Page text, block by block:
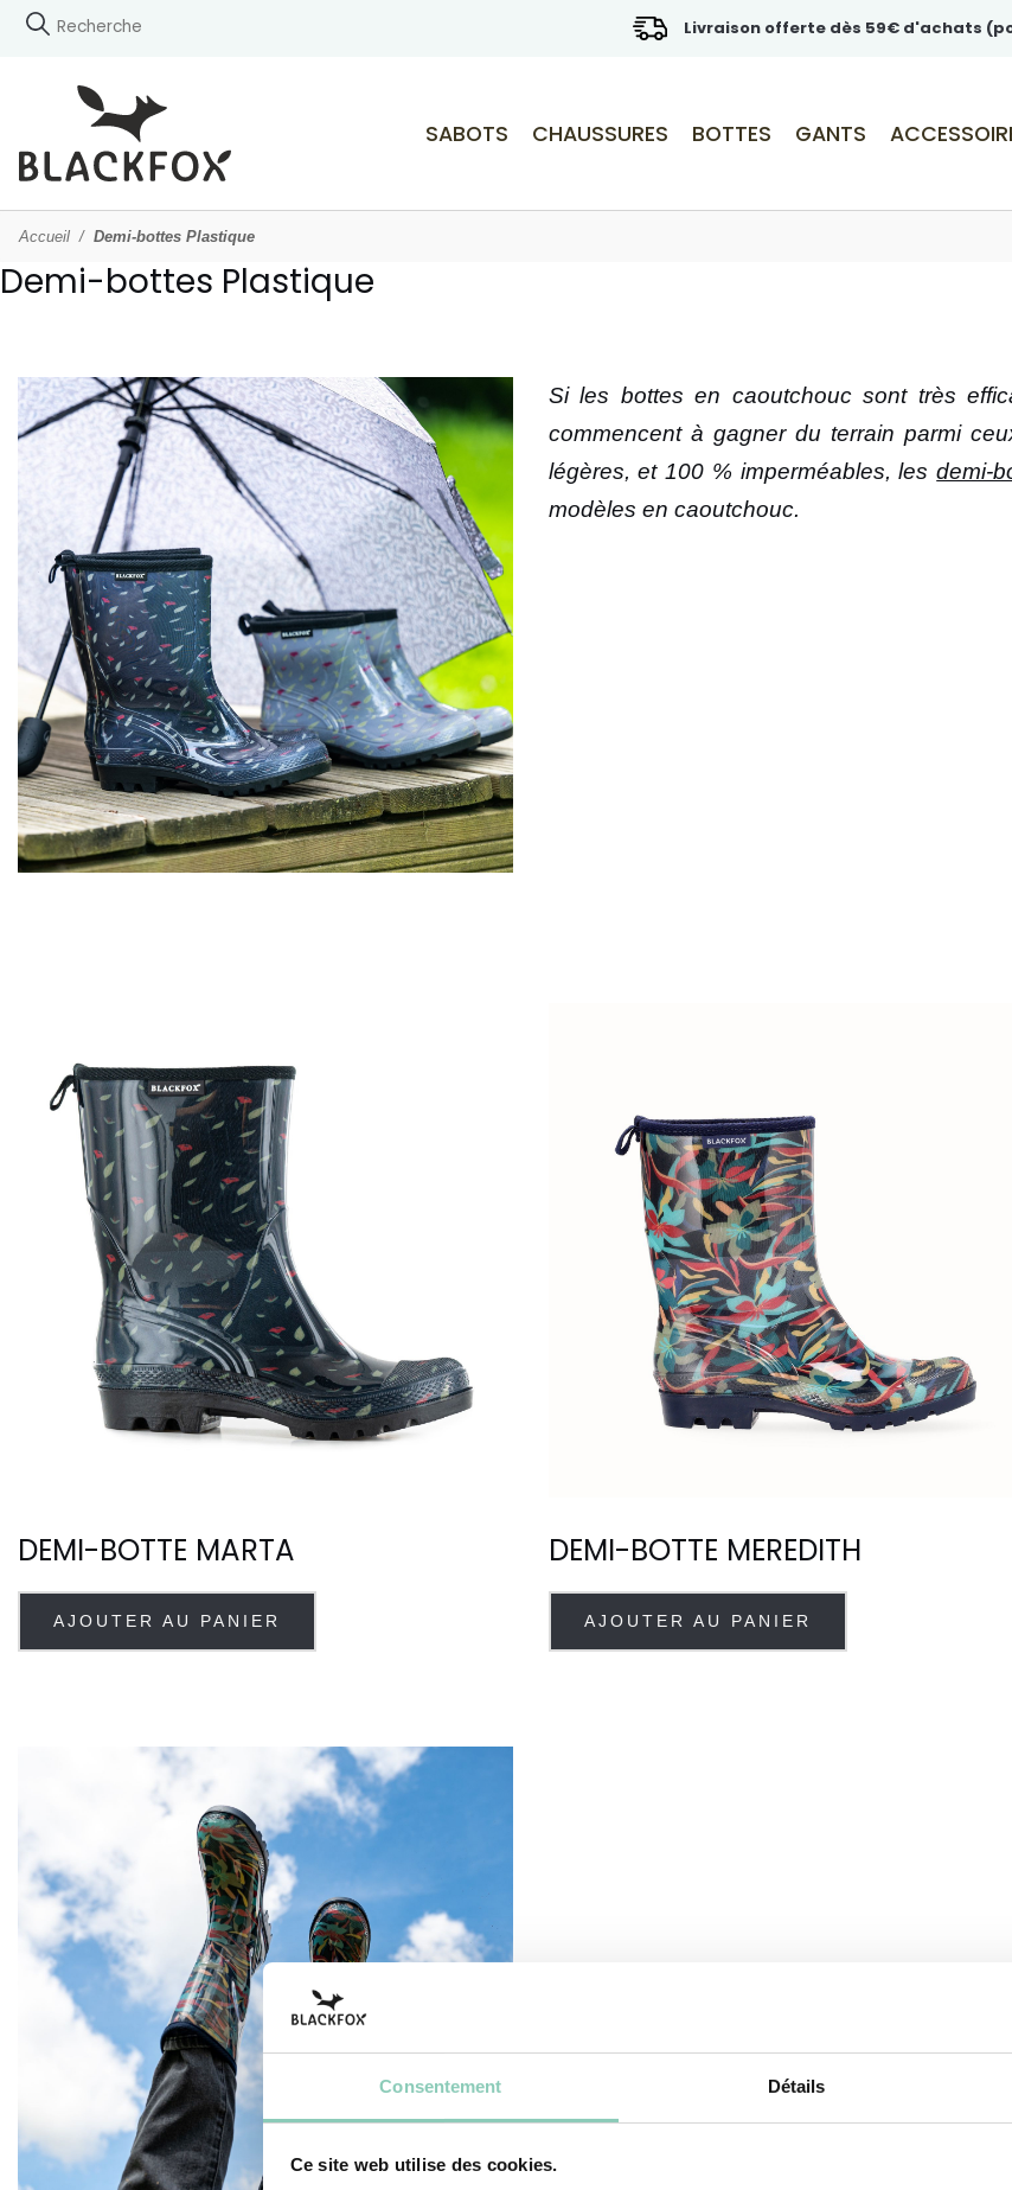
Consentement Détails
Ce site web utilise des cookies.
Livraison offerte dès 59€ d'achats
SABOTS CHAUSSURES BOTTES GANTS
Accueil Demi-bottes Plastique
Demi-bottes Plastique
Si les bottes en caoutchouc sont très
commencent à gagner du terrain parmi
légères, et 100 % imperméables, lesdemi-
modèles en caoutchouc.
DEMI-BOTTE MARTA
AJOUTER AU PANIER
DEMI-BOTTE MEREDITH
AJOUTER AU PANIER